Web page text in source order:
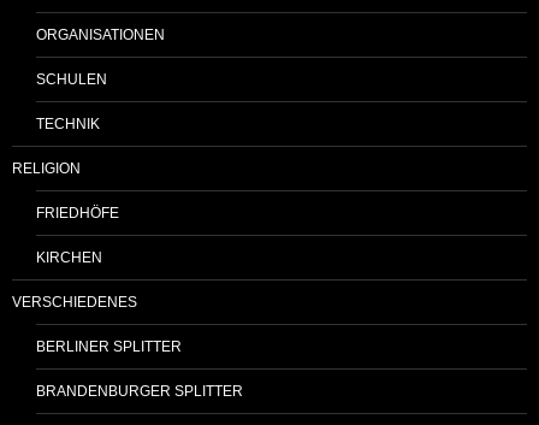
ORGANISATIONEN
SCHULEN
TECHNIK
RELIGION
FRIEDHÖFE
KIRCHEN
VERSCHIEDENES
BERLINER SPLITTER
BRANDENBURGER SPLITTER